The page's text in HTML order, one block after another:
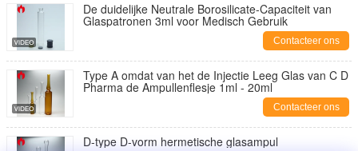
De duidelijke Neutrale Borosilicate-Capaciteit van
Glaspatronen 3ml voor Medisch Gebruik
Contacteer ons
Type A omdat van het de Injectie Leeg Glas van C D
Pharma de Ampullenflesje 1ml - 20ml
Contacteer ons
D-type D-vorm hermetische glasampul